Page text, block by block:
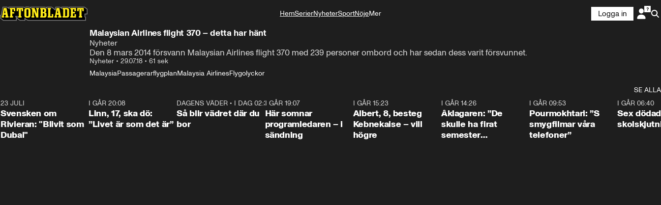
HemSerierNyheterSportNöjeMer
Logga in
Malaysian Airlines flight 370 – detta har hänt
Nyheter
Den 8 mars 2014 försvann Malaysian Airlines flight 370 med 239 personer ombord och har sedan dess varit försvunnet.
Nyheter • 29.07.18 • 61 sek
MalaysiaPassagerarflygplanMalaysia AirlinesFlygolyckor
SE ALLA
23 JULI
Svensken om
Rivieran: "Blivit som
Dubai"
I GÅR 20:08
Linn, 17, ska dö:
”Livet är som det är”
1:06
DAGENS VÄDER • I DAG 02:30
Så blir vädret där du
bor
I GÅR 19:07
Här somnar
programledaren – i
sändning
I GÅR 15:23
Albert, 8, besteg
Kebnekaise – vill
högre
I GÅR 14:26
Åklagaren: ”De
skulle ha firat
semester
I GÅR 09:53
Pourmokhtari: ”S
smygfilmar våra
telefoner”
I GÅR 06:40
Sex